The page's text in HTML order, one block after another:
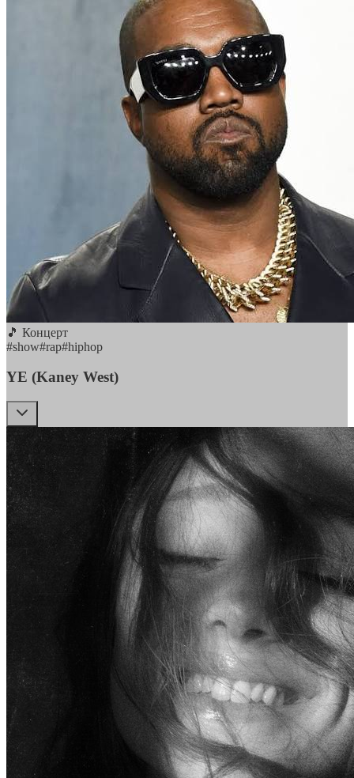
🎵 Концерт
#show#rap#hiphop
YE (Kaney West)